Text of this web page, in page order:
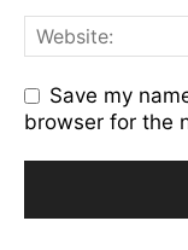
Save my
browser for the